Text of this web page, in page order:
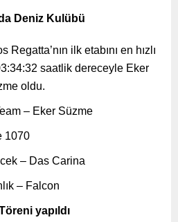
Deniz Kulübü
ilk etabını en hızlı
saatlik dereceyle Eker
oldu.
– Eker Süzme
1070
– Das Carina
– Falcon
yapıldı